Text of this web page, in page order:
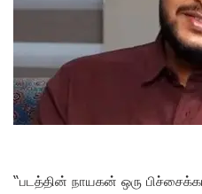
“படத்தின் நாயகன் ஒரு